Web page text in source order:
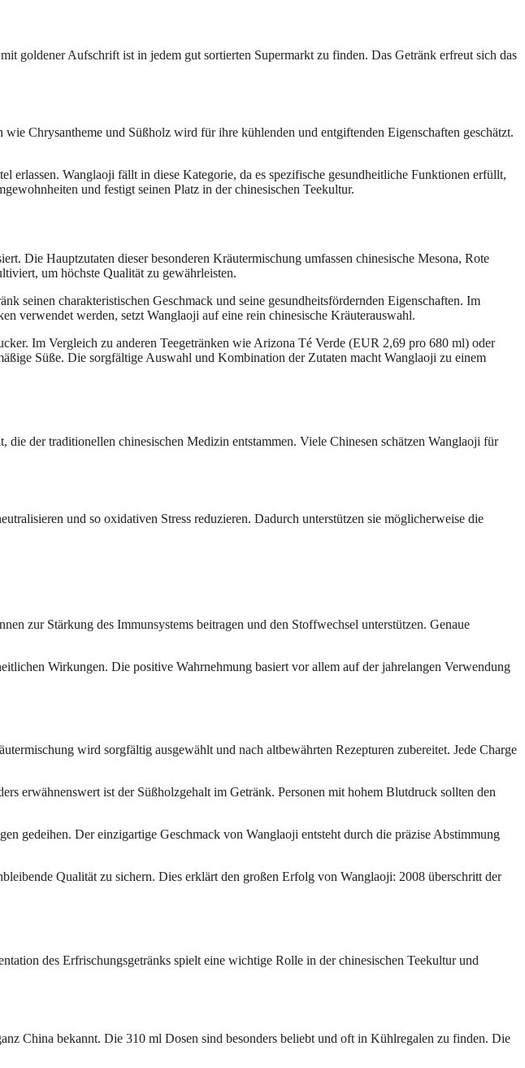
goldener Aufschrift ist in jedem gut sortierten Supermarkt zu finden. Das Getränk erfreut sich das
Chrysantheme und Süßholz wird für ihre kühlenden und entgiftenden Eigenschaften geschätzt.
Wanglaoji fällt in diese Kategorie, da es spezifische gesundheitliche Funktionen erfüllt,
und festigt seinen Platz in der chinesischen Teekultur.
Die Hauptzutaten dieser besonderen Kräutermischung umfassen chinesische Mesona, Rote
um höchste Qualität zu gewährleisten.
seinen charakteristischen Geschmack und seine gesundheitsfördernden Eigenschaften. Im
verwendet werden, setzt Wanglaoji auf eine rein chinesische Kräuterauswahl.
Im Vergleich zu anderen Teegetränken wie Arizona Té Verde (EUR 2,69 pro 680 ml) oder
Süße. Die sorgfältige Auswahl und Kombination der Zutaten macht Wanglaoji zu einem
der traditionellen chinesischen Medizin entstammen. Viele Chinesen schätzen Wanglaoji für
und so oxidativen Stress reduzieren. Dadurch unterstützen sie möglicherweise die
zur Stärkung des Immunsystems beitragen und den Stoffwechsel unterstützen. Genaue
Wirkungen. Die positive Wahrnehmung basiert vor allem auf der jahrelangen Verwendung
wird sorgfältig ausgewählt und nach altbewährten Rezepturen zubereitet. Jede Charge
erwähnenswert ist der Süßholzgehalt im Getränk. Personen mit hohem Blutdruck sollten den
gedeihen. Der einzigartige Geschmack von Wanglaoji entsteht durch die präzise Abstimmung
Qualität zu sichern. Dies erklärt den großen Erfolg von Wanglaoji: 2008 überschritt der
des Erfrischungsgetränks spielt eine wichtige Rolle in der chinesischen Teekultur und
China bekannt. Die 310 ml Dosen sind besonders beliebt und oft in Kühlregalen zu finden. Die